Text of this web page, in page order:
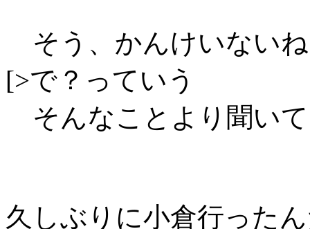
そう、かんけいないね
[>で？っていう
そんなことより聞い
久しぶりに小倉行った